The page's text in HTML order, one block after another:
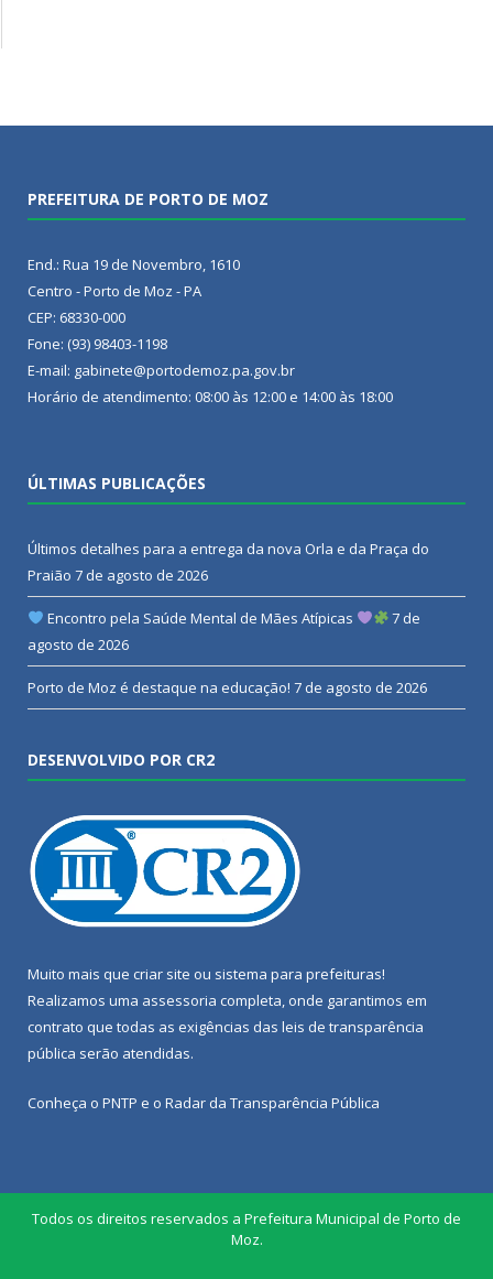
PREFEITURA DE PORTO DE MOZ
End.: Rua 19 de Novembro, 1610
Centro - Porto de Moz - PA
CEP: 68330-000
Fone: (93) 98403-1198
E-mail: gabinete@portodemoz.pa.gov.br
Horário de atendimento: 08:00 às 12:00 e 14:00 às 18:00
ÚLTIMAS PUBLICAÇÕES
Últimos detalhes para a entrega da nova Orla e da Praça do
Praião 7 de agosto de 2026
Encontro pela Saúde Mental de Mães Atípicas
7 de
agosto de 2026
Porto de Moz é destaque na educação! 7 de agosto de 2026
DESENVOLVIDO POR CR2
Muito mais que criar site ou sistema para prefeituras!
Realizamos uma assessoria completa, onde garantimos em
contrato que todas as exigências das leis de transparência
pública serão atendidas.
Conheça o PNTP e o Radar da Transparência Pública
Todos os direitos reservados a Prefeitura Municipal de Porto de
Moz.